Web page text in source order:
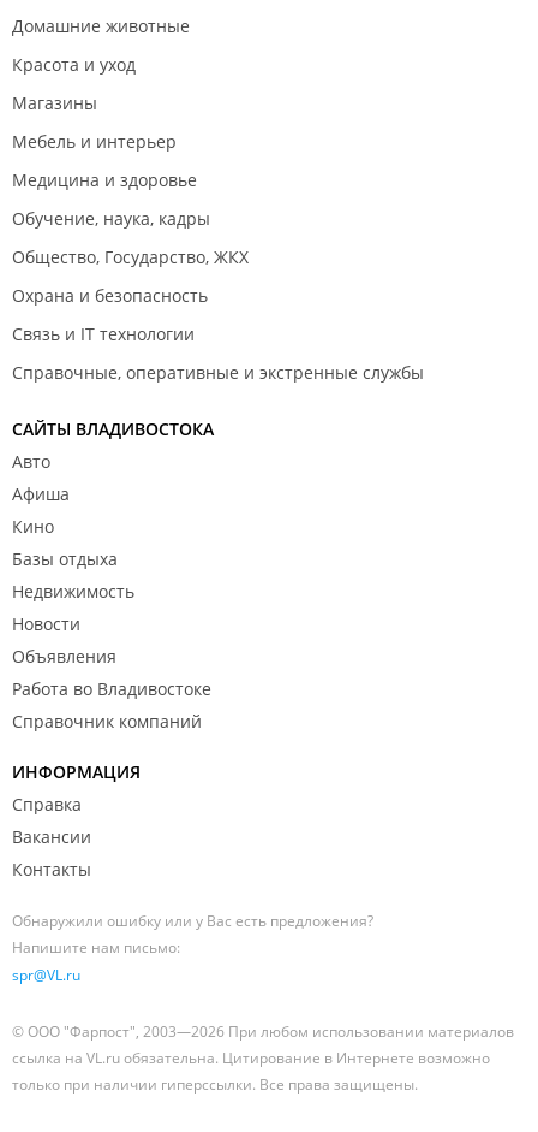
Домашние животные
Красота и уход
Магазины
Мебель и интерьер
Медицина и здоровье
Обучение, наука, кадры
Общество, Государство, ЖКХ
Охрана и безопасность
Связь и IT технологии
Справочные, оперативные и экстренные службы
САЙТЫ ВЛАДИВОСТОКА
Авто
Афиша
Кино
Базы отдыха
Недвижимость
Новости
Объявления
Работа во Владивостоке
Справочник компаний
ИНФОРМАЦИЯ
Справка
Вакансии
Контакты
Обнаружили ошибку или у Вас есть предложения?
Напишите нам письмо:
spr@VL.ru
© ООО "Фарпост", 2003—2026 При любом использовании материалов
ссылка на VL.ru обязательна. Цитирование в Интернете возможно
только при наличии гиперссылки. Все права защищены.